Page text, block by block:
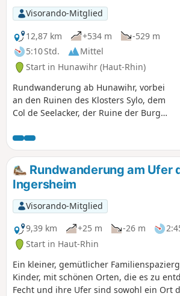
Visorando-Mitglied
12,87 km
+534 m
-529 m
5:10 Std.
Mittel
Start in Hunawihr (Haut-Rhin)
Rundwanderung ab Hunawihr, vorbei
an den Ruinen des Klosters Sylo, dem
Col de Seelacker, der Ruine der Burg
Riquewihr.Die Strecke verläuft
größtenteils durch den Wald und wird
durch den Besuch der beiden sehr
typischen Dörfer Hunawihr und
Riquewihr abgerundet. Die Wanderung
ist über den Bahnhof Riquewihr-Poste
erreichbar.
Rundwanderung am Ufer
Ingersheim
Visorando-Mitglied
9,39 km
+25 m -26 m
Start in Haut-Rhin
Ein kleiner, gemütlicher
Kinder, mit schönen Orten, die es zu
Fecht und ihre Ufer sind sowohl ein Ort